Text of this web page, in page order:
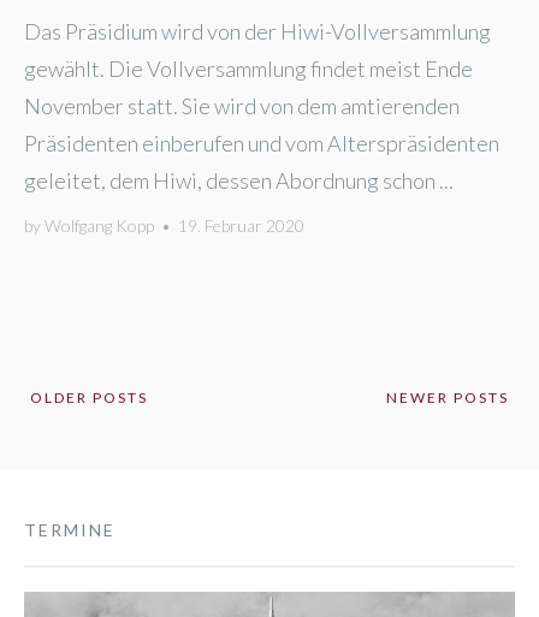
Das Präsidium wird von der Hiwi-Vollversammlung
gewählt. Die Vollversammlung findet meist Ende
November statt. Sie wird von dem amtierenden
Präsidenten einberufen und vom Alterspräsidenten
geleitet, dem Hiwi, dessen Abordnung schon ...
byWolfgang Kopp • 19. Februar 2020
POSTS
OLDER POSTS NEWER POSTS
TERMINE